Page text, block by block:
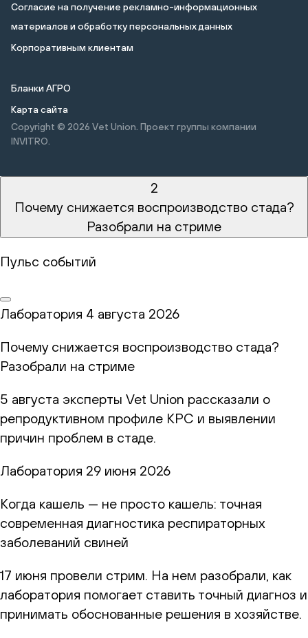
Cогласие на получение рекламно-информационных
материалов и обработку персональных данных
Корпоративным клиентам
Бланки АГРО
Карта сайта
Copyright © 2026 Vet Union. Проект группы компании
INVITRO.
2
Почему снижается воспроизводство стада?
Разобрали на стриме
Пульс событий
Лаборатория 4 августа 2026
Почему снижается воспроизводство стада?
Разобрали на стриме
5 августа эксперты Vet Union рассказали о
репродуктивном профиле КРС и выявлении
причин проблем в стаде.
Лаборатория 29 июня 2026
Когда кашель — не просто кашель: точная
современная диагностика респираторных
заболеваний свиней
17 июня провели стрим. На нем разобрали, как
лаборатория помогает ставить точный диагноз и
принимать обоснованные решения в хозяйстве.